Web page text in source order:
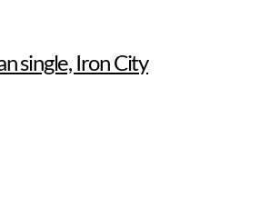
single, Iron City